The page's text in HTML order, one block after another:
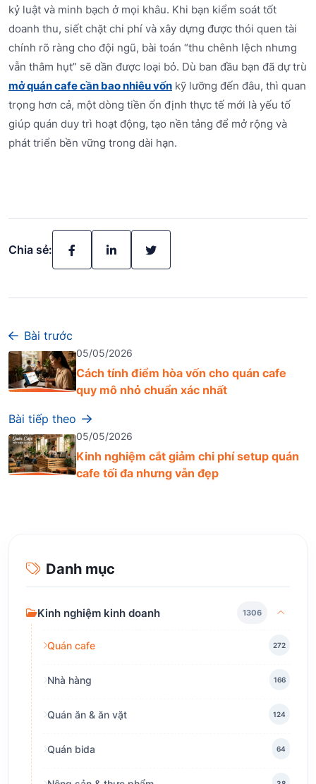
kỷ luật và minh bạch ở mọi khâu. Khi bạn kiểm soát tốt
doanh thu, siết chặt chi phí và xây dựng được thói quen tài
chính rõ ràng cho đội ngũ, bài toán “thu chênh lệch nhưng
vẫn thâm hụt” sẽ dần được loại bỏ. Dù ban đầu bạn đã dự trù
mở quán cafe cần bao nhiêu vốn kỹ lưỡng đến đâu, thì quan
trọng hơn cả, một dòng tiền ổn định thực tế mới là yếu tố
giúp quán duy trì hoạt động, tạo nền tảng để mở rộng và
phát triển bền vững trong dài hạn.
Chia sẻ:
Bài trước
05/05/2026
Cách tính điểm hòa vốn cho quán cafe
quy mô nhỏ chuẩn xác nhất
Bài tiếp theo
05/05/2026
Kinh nghiệm cắt giảm chi phí setup quán
cafe tối đa nhưng vẫn đẹp
Danh mục
Kinh nghiệm kinh doanh 1306
Quán cafe 272
Nhà hàng 166
Quán ăn & ăn vặt 124
Quán bida 64